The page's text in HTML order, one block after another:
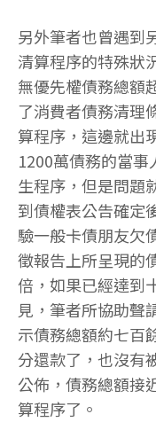
另外筆者也曾遇到
清算程序的特殊狀
無優先權債務總額
了消費者債務清理
算程序，這邊就出
1200萬債務的當
生程序，但是問題
到債權表公告確定
驗一般卡債朋友欠
徵報告上所呈現的
倍，如果已經達到
見，筆者所協助聲
示債務總額約七百
分還款了，也沒有
公佈，債務總額接
算程序了。